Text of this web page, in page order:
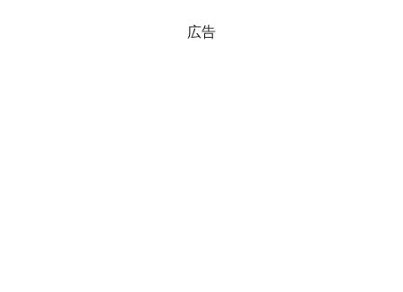
広告